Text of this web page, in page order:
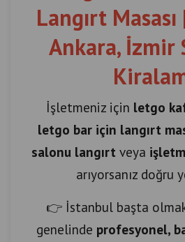
Langırt
Ankara, İzmir
İşletmeniz için letgo
letgo bar için langırt
salonu langırt veya
arıyorsanız doğru
👉 İstanbul başta
genelinde profesyonel,